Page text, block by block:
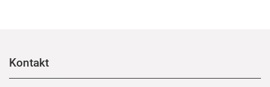
Kontakt